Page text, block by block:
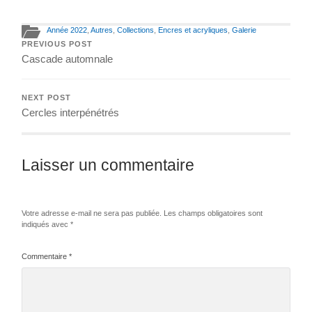
Année 2022 ,Autres ,Collections ,Encres et acryliques ,Galerie
PREVIOUS POST
Cascade automnale
NEXT POST
Cercles interpénétrés
Laisser un commentaire
Votre adresse e-mail ne sera pas publiée. Les champs obligatoires sont
indiqués avec*
Commentaire*